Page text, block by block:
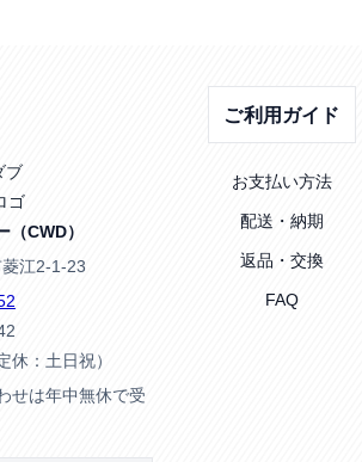
CWD）
江2-1-23
：土日祝）
せは年中無休で受
ご利用ガイド
お支払い方法
配送・納期
返品・交換
FAQ